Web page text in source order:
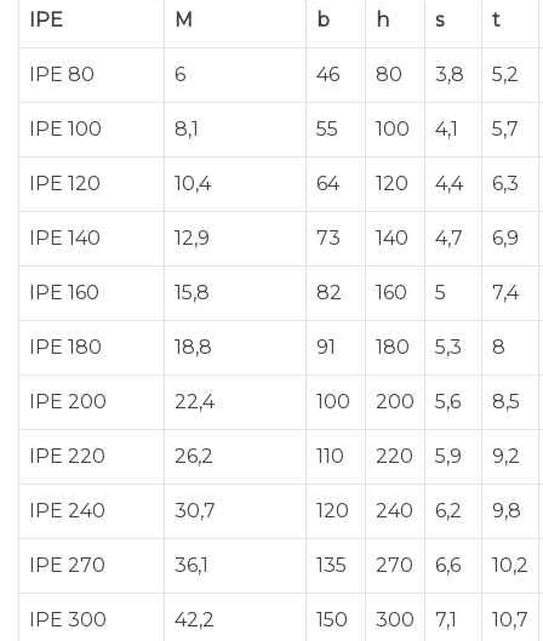
IPE M b h s t
IPE 80 6 46 80 3,8 5,2
IPE 100 8,1 55 100 4,1 5,7
IPE 120 10,4 64 120 4,4 6,3
IPE 140 12,9 73 140 4,7 6,9
IPE 160 15,8 82 160 5 7,4
IPE 180 18,8 91 180 5,3 8
IPE 200 22,4 100 200 5,6 8,5
IPE 220 26,2 110 220 5,9 9,2
IPE 240 30,7 120 240 6,2 9,8
IPE 270 36,1 135 270 6,6 10,2
IPE 300 42,2 150 300 7,1 10,7